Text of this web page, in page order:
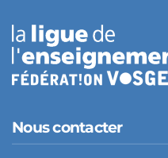
Nous contacter